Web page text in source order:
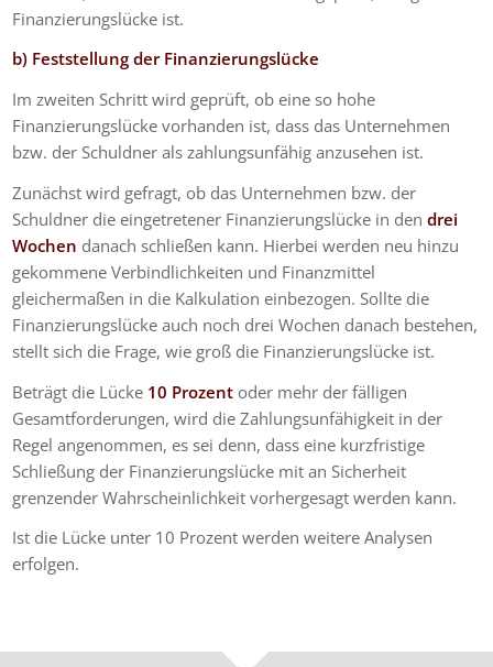
Finanzierungslücke ist.
b) Feststellung der Finanzierungslücke
Im zweiten Schritt wird geprüft, ob eine so hohe
Finanzierungslücke vorhanden ist, dass das Unternehmen
bzw. der Schuldner als zahlungsunfähig anzusehen ist.
Zunächst wird gefragt, ob das Unternehmen bzw. der
Schuldner die eingetretener Finanzierungslücke in dendrei
Wochen danach schließen kann. Hierbei werden neu hinzu
gekommene Verbindlichkeiten und Finanzmittel
gleichermaßen in die Kalkulation einbezogen. Sollte die
Finanzierungslücke auch noch drei Wochen danach bestehen,
stellt sich die Frage, wie groß die Finanzierungslücke ist.
Beträgt die Lücke 10 Prozent oder mehr der fälligen
Gesamtforderungen, wird die Zahlungsunfähigkeit in der
Regel angenommen, es sei denn, dass eine kurzfristige
Schließung der Finanzierungslücke mit an Sicherheit
grenzender Wahrscheinlichkeit vorhergesagt werden kann.
Ist die Lücke unter 10 Prozent werden weitere Analysen
erfolgen.